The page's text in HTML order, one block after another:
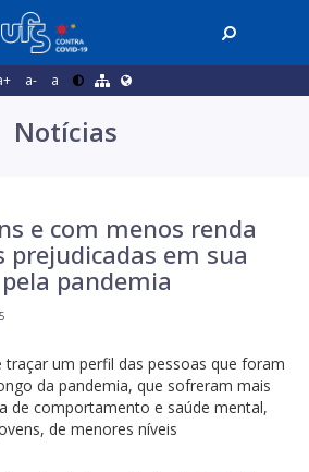
a- a
Notícias
e com menos renda
em sua
pandemia
traçar um perfil das pessoas que foram
da pandemia, que sofreram mais
de comportamento e saúde mental,
de menores níveis